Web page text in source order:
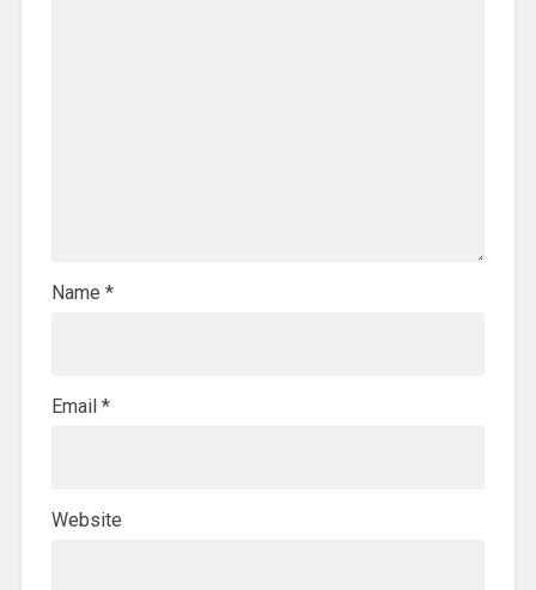
Name *
Email *
Website